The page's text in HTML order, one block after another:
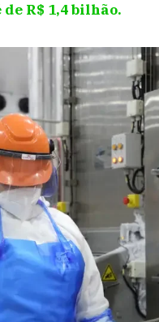
R$ 1,4 bilhão.